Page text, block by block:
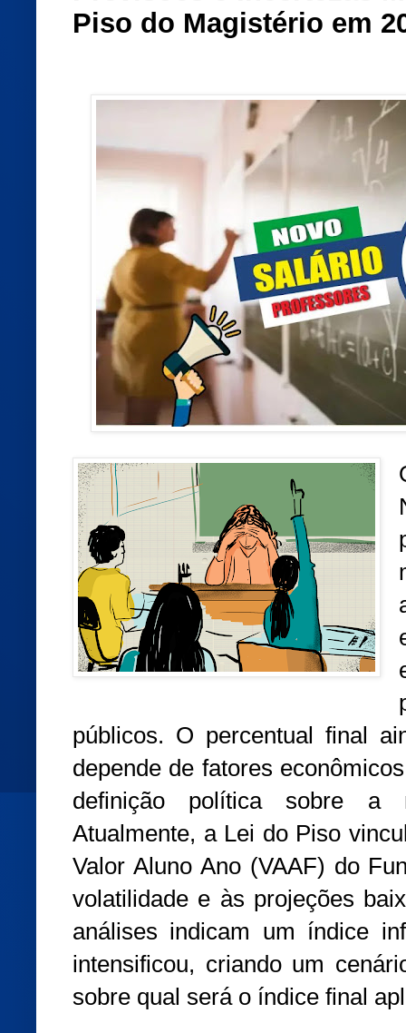
Piso do Magistério em
públicos. O percentual final
depende de fatores
definição política sobre a
Atualmente, a Lei do Piso
Valor Aluno Ano (VAAF) do
volatilidade e às projeções
análises indicam um índice
intensificou, criando um
sobre qual será o índice final